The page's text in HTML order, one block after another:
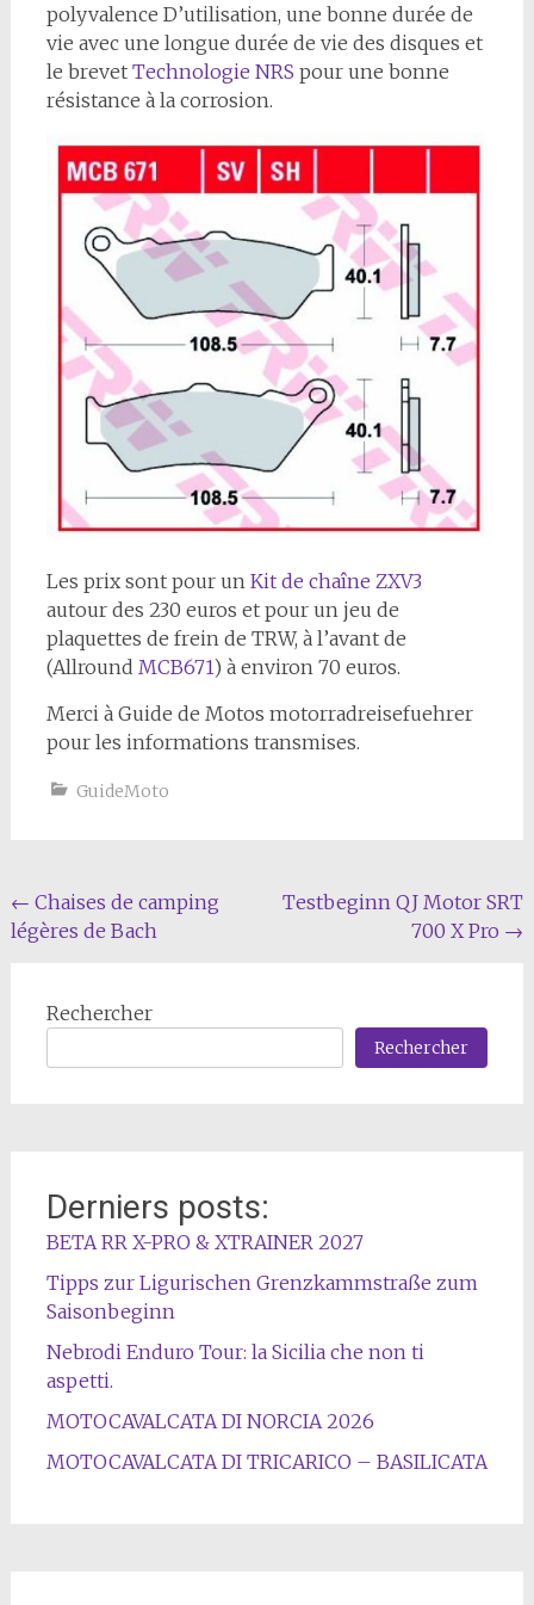
polyvalence D’utilisation, une bonne durée de
vie avec une longue durée de vie des disques et
le brevet Technologie NRS pour une bonne
résistance à la corrosion.
Les prix sont pour un Kit de chaîne ZXV3
autour des 230 euros et pour un jeu de
plaquettes de frein de TRW, à l’avant de
(Allround MCB671) à environ 70 euros.
Merci à Guide de Motos motorradreisefuehrer
pour les informations transmises.
GuideMoto
Navigation
de
← Chaises de camping
légères de Bach
Testbeginn QJ Motor SRT
700 X Pro →
Rechercher
Rechercher
Derniers posts:
BETA RR X-PRO & XTRAINER 2027
Tipps zur Ligurischen Grenzkammstraße zum
Saisonbeginn
Nebrodi Enduro Tour: la Sicilia che non ti
aspetti.
MOTOCAVALCATA DI NORCIA 2026
MOTOCAVALCATA DI TRICARICO – BASILICATA